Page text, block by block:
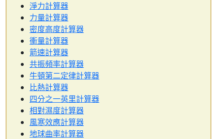
淨力計算器
力量計算器
密度高度計算器
衝量計算器
箭速計算器
共振頻率計算器
牛頓第二定律計算器
比熱計算器
四分之一英里計算器
相對濕度計算器
風寒效應計算器
地球曲率計算器